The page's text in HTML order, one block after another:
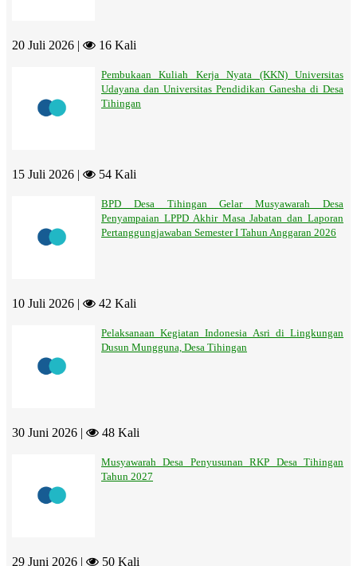
20 Juli 2026 | 16 Kali
Pembukaan Kuliah Kerja Nyata (KKN) Universitas
Udayana dan Universitas Pendidikan Ganesha di Desa
Tihingan
15 Juli 2026 | 54 Kali
BPD Desa Tihingan Gelar Musyawarah Desa
Penyampaian LPPD Akhir Masa Jabatan dan Laporan
Pertanggungjawaban Semester I Tahun Anggaran 2026
10 Juli 2026 | 42 Kali
Pelaksanaan Kegiatan Indonesia Asri di Lingkungan
Dusun Mungguna, Desa Tihingan
30 Juni 2026 | 48 Kali
Musyawarah Desa Penyusunan RKP Desa Tihingan
Tahun 2027
29 Juni 2026 | 50 Kali